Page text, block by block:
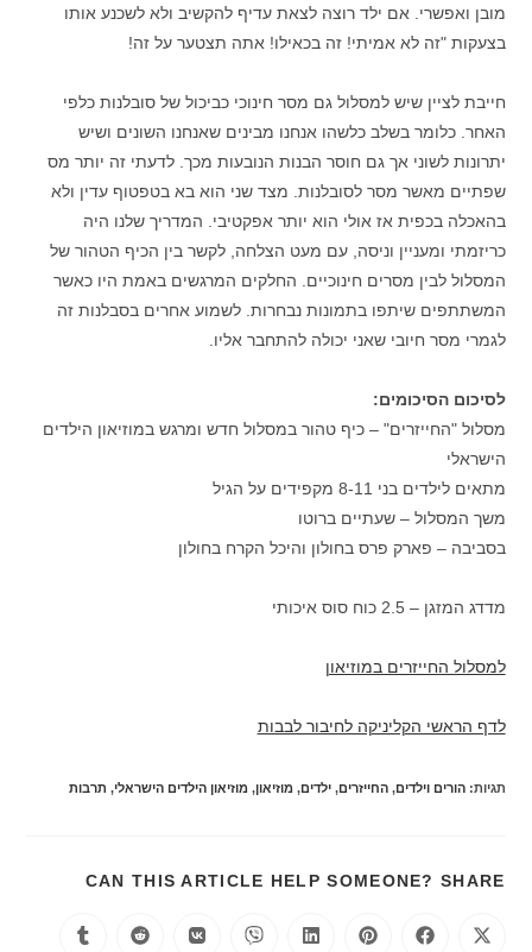
מובן ואפשרי. אם ילד רוצה לצאת עדיף להקשיב ולא לשכנע אותו
בצעקות "זה לא אמיתי! זה בכאילו! אתה תצטער על זה!
חייבת לציין שיש למסלול גם מסר חינוכי כביכול של סובלנות כלפי
האחר. כלומר בשלב כלשהו אנחנו מבינים שאנחנו השונים ושיש
יתרונות לשוני אך גם חוסר הבנות הנובעות מכך. לדעתי זה יותר מס
שפתיים מאשר מסר לסובלנות. מצד שני הוא בא בטפטוף עדין ולא
בהאכלה בכפית אז אולי הוא יותר אפקטיבי. המדריך שלנו היה
כריזמתי ומעניין וניסה, עם מעט הצלחה, לקשר בין הכיף הטהור של
המסלול לבין מסרים חינוכיים. החלקים המרגשים באמת היו כאשר
המשתתפים שיתפו בתמונות נבחרות. לשמוע אחרים בסבלנות זה
לגמרי מסר חיובי שאני יכולה להתחבר אליו.
לסיכום הסיכומים:
מסלול "החייזרים" – כיף טהור במסלול חדש ומרגש במוזיאון הילדים
הישראלי
מתאים לילדים בני 8-11 מקפידים על הגיל
משך המסלול – שעתיים ברוטו
בסביבה – פארק פרס בחולון והיכל הקרח בחולון
מדדג המזגן – 2.5 כוח סוס איכותי
למסלול החייזרים במוזיאון
לדף הראשי הקליניקה לחיבור לבבות
תגיות:הורים וילדים, החייזרים, ילדים, מוזיאון, מוזיאון הילדים הישראלי, תרבות
CAN THIS ARTICLE HELP SOMEONE? SHARE